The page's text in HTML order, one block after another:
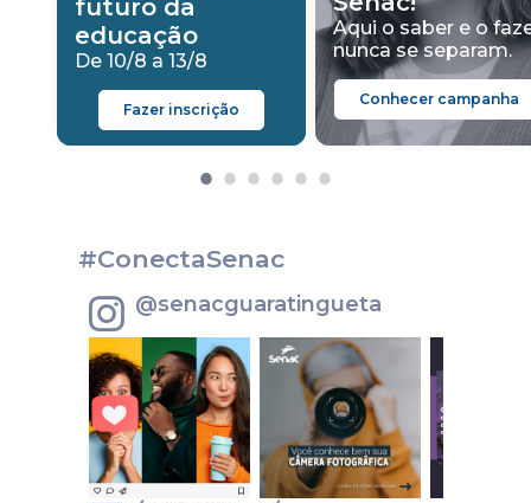
futuro da
educação
De 10/8 a 13/8
Fazer inscrição
Aqui o saber e o
nunca se separam.
Conhecer campanha
#ConectaSenac
@senacguaratingueta